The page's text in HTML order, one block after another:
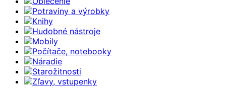
Potraviny a výrobky
Knihy
Hudobné nástroje
Mobily
Počítače, notebooky
Náradie
Starožitnosti
Zľavy, vstupenky